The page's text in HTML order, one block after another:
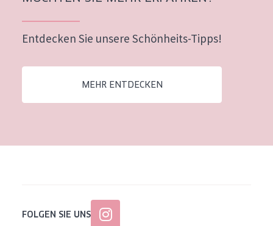
Reife Haut
Der Sonne ausgesetzte Haut
Reife Haut
Entdecken Sie unsere Schönheits-Tipps!
MEHR ENTDECKEN
FOLGEN SIE UNS